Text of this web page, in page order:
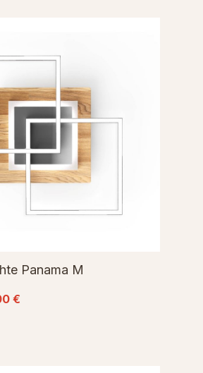
Panama M
€